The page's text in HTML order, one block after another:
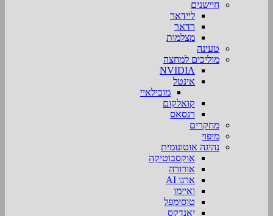
חיישנים
ליידאר
רדאר
מצלמות
טעינה
מוליכים למחצה
NVIDIA
אינטל
מובילאיי
קואלקום
רנסאס
מחקרים
מיפוי
נהיגה אוטונומית
אוקסבוטיקה
אורורה
ארגו AI
ואיימו
טוסימפל
יאנדקס